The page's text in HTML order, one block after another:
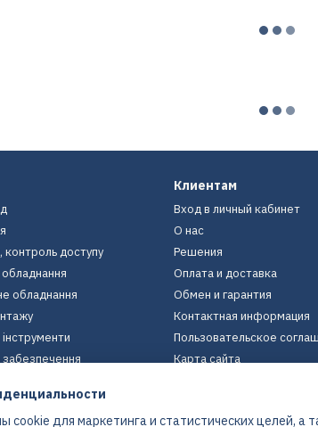
доступу
обладнання
обладнання
Клиентам
Вход в личный кабинет
О нас
Решения
Оплата и доставка
Обмен и гарантия
Контактная информация
Пользовательское
Карта сайта
cookie для маркетинга и статистических целей, а